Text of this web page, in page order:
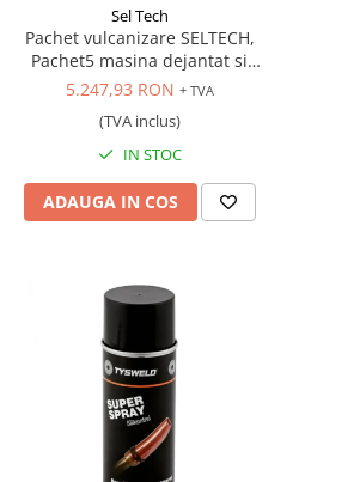
Sel Tech
Pachet vulcanizare SELTECH,
Pachet5 masina dejantat si
masina echilibrat 24 inch,
5.247,93 RON + TVA
(TVA inclus)
IN STOC
ADAUGA IN COS